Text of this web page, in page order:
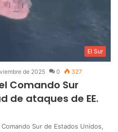
El Sur
de 2025 0 327
Comando Sur
de ataques de EE.
Sur de Estados Unidos,